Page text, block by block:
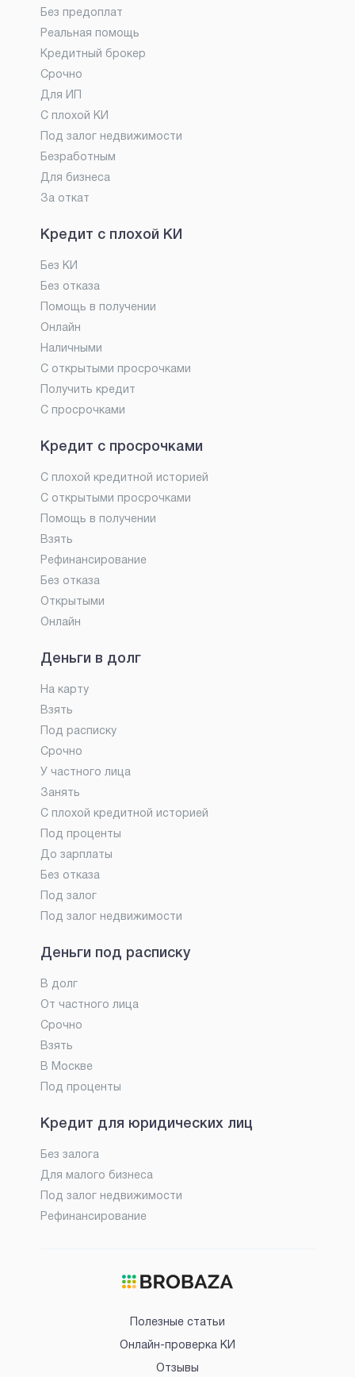
Без предоплат
Реальная помощь
Кредитный брокер
Срочно
Для ИП
С плохой КИ
Под залог недвижимости
Безработным
Для бизнеса
За откат
Кредит с плохой КИ
Без КИ
Без отказа
Помощь в получении
Онлайн
Наличными
С открытыми просрочками
Получить кредит
С просрочками
Кредит с просрочками
С плохой кредитной историей
С открытыми просрочками
Помощь в получении
Взять
Рефинансирование
Без отказа
Открытыми
Онлайн
Деньги в долг
На карту
Взять
Под расписку
Срочно
У частного лица
Занять
С плохой кредитной историей
Под проценты
До зарплаты
Без отказа
Под залог
Под залог недвижимости
Деньги под расписку
В долг
От частного лица
Срочно
Взять
В Москве
Под проценты
Кредит для юридических лиц
Без залога
Для малого бизнеса
Под залог недвижимости
Рефинансирование
Полезные статьи
Онлайн-проверка КИ
Отзывы